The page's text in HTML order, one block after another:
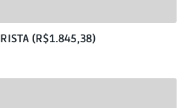
(R$1.845,38)